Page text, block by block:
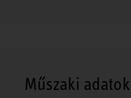
Műszaki adatok